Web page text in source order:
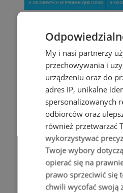
My i nasi partnerzy
przechowywania i
urządzeniu oraz do
adres IP, unikalne
spersonalizowanych
odbiorców oraz
również przetwarzać
wykorzystywać
Twoje wybory
opierać się na
prawo sprzeciwić się
chwili wycofać swoją